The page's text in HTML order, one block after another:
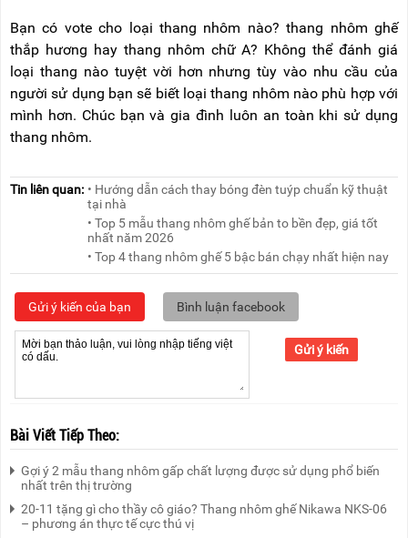
Bạn có vote cho loại thang nhôm nào? thang nhôm ghế
thắp hương hay thang nhôm chữ A? Không thể đánh giá
loại thang nào tuyệt vời hơn nhưng tùy vào nhu cầu của
người sử dụng bạn sẽ biết loại thang nhôm nào phù hợp với
mình hơn. Chúc bạn và gia đình luôn an toàn khi sử dụng
thang nhôm.
Tin liên quan: • Hướng dẫn cách thay bóng đèn tuýp chuẩn kỹ thuật
tại nhà
• Top 5 mẫu thang nhôm ghế bản to bền đẹp, giá tốt
nhất năm 2026
• Top 4 thang nhôm ghế 5 bậc bán chạy nhất hiện nay
Gửi ý kiến của bạn Bình luận facebook
Gửi ý kiến
Bài Viết Tiếp Theo:
Gợi ý 2 mẫu thang nhôm gấp chất lượng được sử dụng phổ biến
nhất trên thị trường
20-11 tặng gì cho thầy cô giáo? Thang nhôm ghế Nikawa NKS-06
– phương án thực tế cực thú vị